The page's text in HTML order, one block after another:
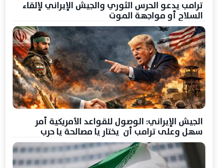
ترامب يدعو الحرس الثوري والجيش الإيراني لإلقاء
السلاح أو مواجهة الموت
الجيش الإيراني: الوصول للقواعد الأمريكية أمر
سهل وعلى ترامب أن يختار يا مصالحة يا حرب